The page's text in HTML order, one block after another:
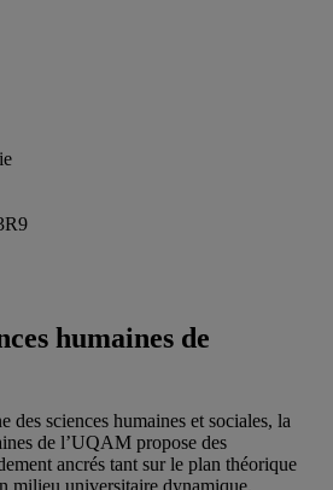
humaines de
des sciences humaines et sociales, la
de l’UQAM propose des
ancrés tant sur le plan théorique